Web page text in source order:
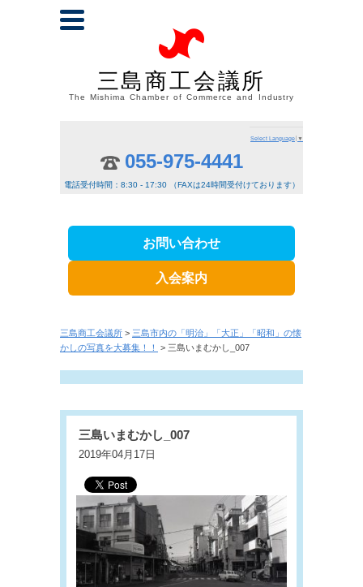
三島商工会議所
The Mishima Chamber of Commerce and Industry
Select Language ▼
055-975-4441
電話受付時間：8:30 - 17:30 （FAXは24時間受付けております）
お問い合わせ
入会案内
三島商工会議所 > 三島市内の「明治」「大正」「昭和」の懐
かしの写真を大募集！！
> 三島いまむかし_007
三島いまむかし_007
2019年04月17日